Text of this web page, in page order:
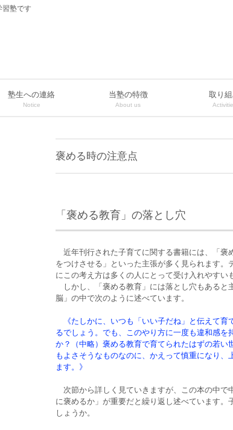
習塾です
塾生への連絡
Notice
当塾の特徴
About us
取り
褒める時の注意点
「褒める教育」の落とし穴
近年刊行された子育てに関する書籍には、「褒
をつけさせる」といった主張が多く見られます
にこの考え方は多くの人にとって受け入れやすい
しかし、「褒める教育」には落とし穴もあると
脳」の中で次のように述べています。
《たしかに、いつも「いい子だね」と伝えて育
るでしょう。でも、このやり方に一度も違和感
か？（中略）褒める教育で育てられたはずの若
もよさそうなものなのに、かえって慎重になり
ます。》
次節から詳しく見ていきますが、この本の中で
に褒めるか」が重要だと繰り返し述べています
しょうか。